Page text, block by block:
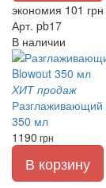
экономия 101 грн
Арт. pb17
В наличии
ХИТ продаж
Разглаживающий
350 мл
1190 грн
В корзину